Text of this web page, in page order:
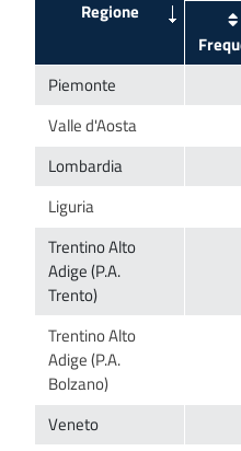
Trentino Alto
Adige (P.A.
Trentino Alto
Adige (P.A.